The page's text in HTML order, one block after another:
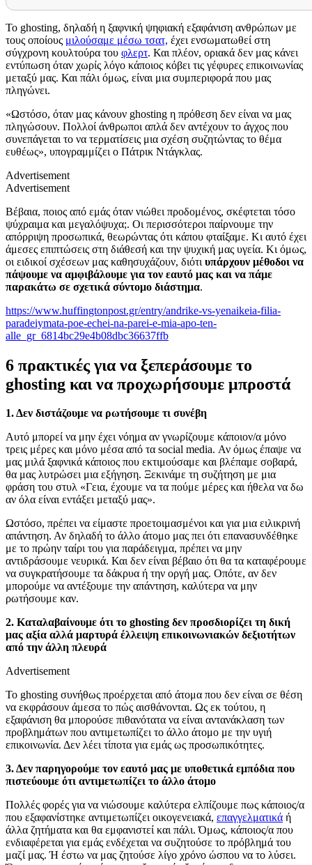
Το ghosting, δηλαδή η ξαφνική ψηφιακή εξαφάνιση ανθρώπων με
τους οποίους μιλούσαμε μέσω τσατ, έχει ενσωματωθεί στη
σύγχρονη κουλτούρα του φλερτ. Και πλέον, οριακά δεν μας κάνει
εντύπωση όταν χωρίς λόγο κάποιος κόβει τις γέφυρες επικοινωνίας
μεταξύ μας. Και πάλι όμως, είναι μια συμπεριφορά που μας
πληγώνει.
«Ωστόσο, όταν μας κάνουν ghosting η πρόθεση δεν είναι να μας
πληγώσουν. Πολλοί άνθρωποι απλά δεν αντέχουν το άγχος που
συνεπάγεται το να τερματίσεις μια σχέση συζητώντας το θέμα
ευθέως», υπογραμμίζει ο Πάτρικ Ντάγκλας.
Advertisement
Advertisement
Βέβαια, ποιος από εμάς όταν νιώθει προδομένος, σκέφτεται τόσο
ψύχραιμα και μεγαλόψυχα;. Οι περισσότεροι παίρνουμε την
απόρριψη προσωπικά, θεωρώντας ότι κάπου φταίξαμε. Κι αυτό έχει
άμεσες επιπτώσεις στη διάθεσή και την ψυχική μας υγεία. Κι όμως,
οι ειδικοί σχέσεων μας καθησυχάζουν, διότι υπάρχουν μέθοδοι να
πάψουμε να αμφιβάλουμε για τον εαυτό μας και να πάμε
παρακάτω σε σχετικά σύντομο διάστημα.
https://www.huffingtonpost.gr/entry/andrike-vs-yenaikeia-filia-
paradeiymata-poe-echei-na-parei-e-mia-apo-ten-
alle_gr_6814bc29e4b08dbc36637ffb
6 πρακτικές για να ξεπεράσουμε το
ghosting και να προχωρήσουμε μπροστά
1. Δεν διστάζουμε να ρωτήσουμε τι συνέβη
Αυτό μπορεί να μην έχει νόημα αν γνωρίζουμε κάποιον/α μόνο
τρεις μέρες και μόνο μέσα από τα social media. Αν όμως έπαψε να
μας μιλά ξαφνικά κάποιος που εκτιμούσαμε και βλέπαμε σοβαρά,
θα μας λυτρώσει μια εξήγηση. Ξεκινάμε τη συζήτηση με μια
φράση του στυλ «Γεια, έχουμε να τα πούμε μέρες και ήθελα να δω
αν όλα είναι εντάξει μεταξύ μας».
Ωστόσο, πρέπει να είμαστε προετοιμασμένοι και για μια ειλικρινή
απάντηση. Αν δηλαδή το άλλο άτομο μας πει ότι επανασυνδέθηκε
με το πρώην ταίρι του για παράδειγμα, πρέπει να μην
αντιδράσουμε νευρικά. Και δεν είναι βέβαιο ότι θα τα καταφέρουμε
να συγκρατήσουμε τα δάκρυα ή την οργή μας. Οπότε, αν δεν
μπορούμε να αντέξουμε την απάντηση, καλύτερα να μην
ρωτήσουμε καν.
2. Καταλαβαίνουμε ότι το ghosting δεν προσδιορίζει τη δική
μας αξία αλλά μαρτυρά έλλειψη επικοινωνιακών δεξιοτήτων
από την άλλη πλευρά
Advertisement
Το ghosting συνήθως προέρχεται από άτομα που δεν είναι σε θέση
να εκφράσουν άμεσα το πώς αισθάνονται. Ως εκ τούτου, η
εξαφάνιση θα μπορούσε πιθανότατα να είναι αντανάκλαση των
προβλημάτων που αντιμετωπίζει το άλλο άτομο με την υγιή
επικοινωνία. Δεν λέει τίποτα για εμάς ως προσωπικότητες.
3. Δεν παρηγορούμε τον εαυτό μας με υποθετικά εμπόδια που
πιστεύουμε ότι αντιμετωπίζει το άλλο άτομο
Πολλές φορές για να νιώσουμε καλύτερα ελπίζουμε πως κάποιος/α
που εξαφανίστηκε αντιμετωπίζει οικογενειακά, επαγγελματικά ή
άλλα ζητήματα και θα εμφανιστεί και πάλι. Όμως, κάποιος/α που
ενδιαφέρεται για εμάς ενδέχεται να συζητούσε το πρόβλημά του
μαζί μας. Ή έστω να μας ζητούσε λίγο χρόνο ώσπου να το λύσει.